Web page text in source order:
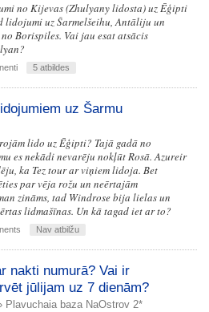
no Kijevas (Zhulyany lidosta) uz Ēģipti
lidojumi uz Šarmelšeihu, Antāliju un
Borispiles. Vai jau esat atsācis
5 atbildes
uz Šarmu
lido uz Ēģipti? Tajā gadā no
es nekādi nevarēju nokļūt Rosā. Azureir
ka Tez tour ar viņiem lidoja. Bet
par vēja rožu un neērtajām
zināms, tad Windrose bija lielas un
lidmašīnas. Un kā tagad iet ar to?
Nav atbilžu
nakti numurā? Vai ir
jūlijam uz 7 dienām?
› Plavuchaia baza NaOstrov 2*